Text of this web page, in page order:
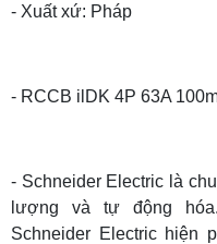
- Xuất xứ: Pháp
- RCCB ilDK 4P 63A
- Schneider Electric là
lượng và tự động
Schneider Electric hiện